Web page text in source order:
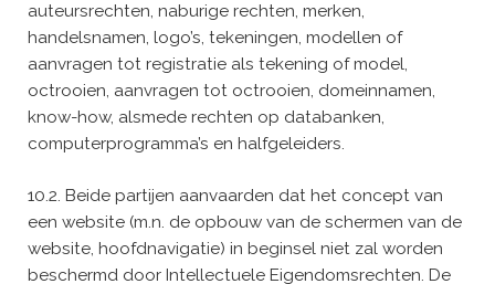
auteursrechten, naburige rechten, merken,
handelsnamen, logo’s, tekeningen, modellen of
aanvragen tot registratie als tekening of model,
octrooien, aanvragen tot octrooien, domeinnamen,
know-how, alsmede rechten op databanken,
computerprogramma’s en halfgeleiders.
10.2. Beide partijen aanvaarden dat het concept van
een website (m.n. de opbouw van de schermen van de
website, hoofdnavigatie) in beginsel niet zal worden
beschermd door Intellectuele Eigendomsrechten. De